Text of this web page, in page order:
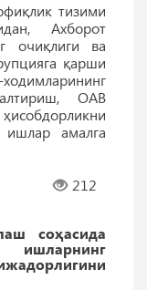
тизими
Ахборот
очиқлиги ва
қарши
ОАВ
амалга
212
соҳасида